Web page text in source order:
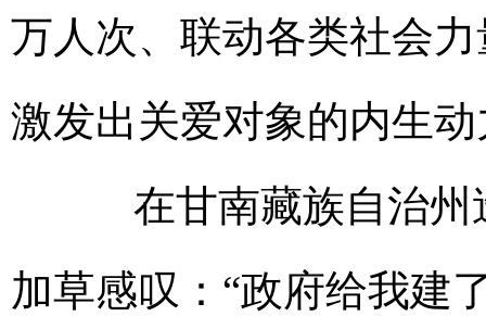
万人次、联动各类社会
激发出关爱对象的内生
在甘南藏族自治州
加草感叹：“政府给我建